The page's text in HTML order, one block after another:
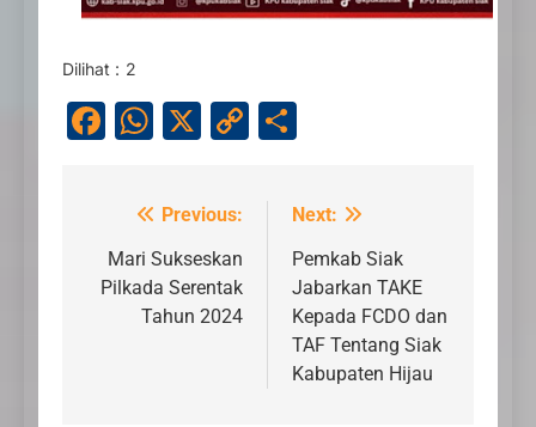
Dilihat : 2
Facebook
WhatsApp
X
Copy
Navigasi
pos
Previous:
Mari Sukseskan
Pilkada Serentak
Tahun 2024
Next:
Pemkab Siak
Jabarkan TAKE
Kepada FCDO dan
TAF Tentang Siak
Kabupaten Hijau